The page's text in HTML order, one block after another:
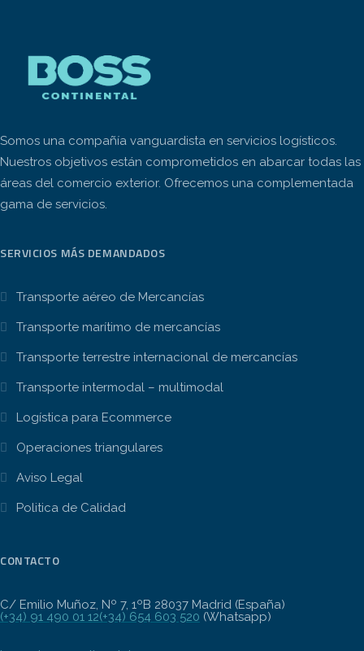
Somos una compañía vanguardista en servicios logísticos.
Nuestros objetivos están comprometidos en abarcar todas las
áreas del comercio exterior. Ofrecemos una complementada
gama de servicios.
SERVICIOS MÁS DEMANDADOS
Transporte aéreo de Mercancías
Transporte marítimo de mercancías
Transporte terrestre internacional de mercancías
Transporte intermodal – multimodal
Logística para Ecommerce
Operaciones triangulares
Aviso Legal
Politica de Calidad
CONTACTO
C/ Emilio Muñoz, Nº 7, 1ºB 28037 Madrid (España)
(+34) 91 490 01 12(+34) 654 603 520 (Whatsapp)